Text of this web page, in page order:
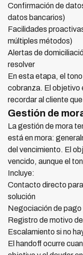
Confirmación de
datos bancarios)
Facilidades
múltiples métodos)
Alertas de
resolver
En esta etapa, el
cobranza. El objetivo
recordar al cliente
Gestión de
La gestión de mora
está en mora:
del vencimiento. El
vencido, aunque el
Incluye:
Contacto directo
solución
Negociación de pago
Registro de motivo
Escalamiento si no
El handoff ocurre